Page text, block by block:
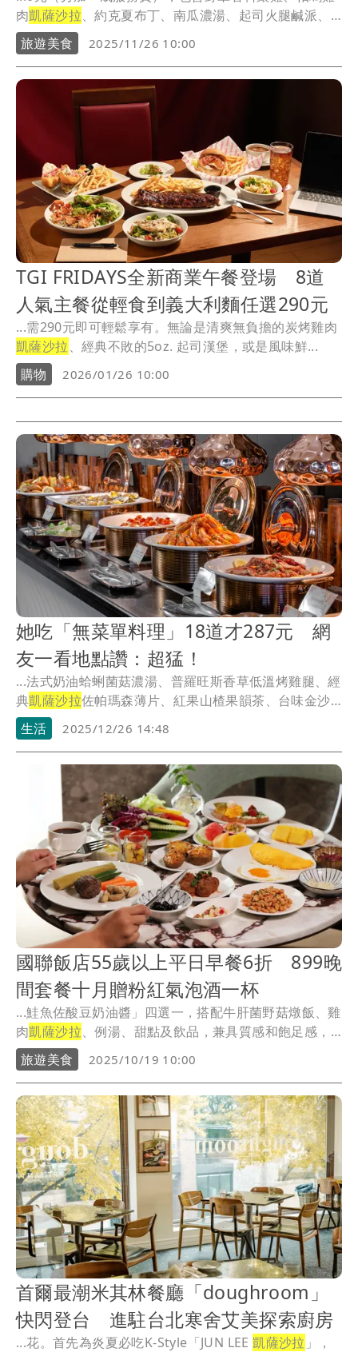
肉凱薩沙拉、約克夏布丁、南瓜濃湯、起司火腿鹹派、
主廚...
旅遊美食 2025/11/26 10:00
TGI FRIDAYS全新商業午餐登場 8道
人氣主餐從輕食到義大利麵任選290元
...需290元即可輕鬆享有。無論是清爽無負擔的炭烤雞肉
凱薩沙拉、經典不敗的5oz. 起司漢堡，或是風味鮮...
購物
2026/01/26 10:00
她吃「無菜單料理」18道才287元 網
友一看地點讚：超猛！
...法式奶油蛤蜊菌菇濃湯、普羅旺斯香草低溫烤雞腿、經
典凱薩沙拉佐帕瑪森薄片、紅果山楂果韻茶、台味金沙
鹹蛋...
生活 2025/12/26 14:48
國聯飯店55歲以上平日早餐6折 899晚
間套餐十月贈粉紅氣泡酒一杯
...鮭魚佐酸豆奶油醬」四選一，搭配牛肝菌野菇燉飯、雞
肉凱薩沙拉、例湯、甜點及飲品，兼具質感和飽足感，
細膩...
旅遊美食 2025/10/19 10:00
首爾最潮米其林餐廳「doughroom」
快閃登台 進駐台北寒舍艾美探索廚房
...花。首先為炎夏必吃K-Style「JUN LEE凱薩沙拉 」，